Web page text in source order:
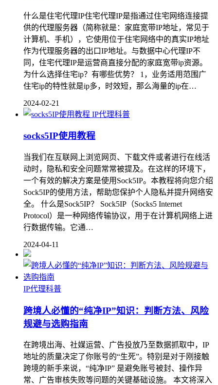
什么是住宅代理IP住宅代理IP是指通过住宅网络连接提
供的代理服务器（简称就是：家庭宽带IP地址，常见于
计算机、手机），它使用位于住宅网络中的真实IP地址
作为代理服务器的出口IP地址。与数据中心代理IP不
同，住宅代理IP是运营商直接分配的家庭宽带ip资源。
为什么选择住宅ip？有哪些优势？ 1，业务适用范围广
住宅ip的特性就是ip多，时效短，那么海量的ip在…
2024-02-21
IP代理科普
socks5IP使用教程
当我们在互联网上浏览网页、下载文件或者进行在线活
动时，隐私和安全问题常常被提及。在这样的环境下，
一个有效的解决方案是使用Sock5IP。本教程将向您介绍
Sock5IP的使用方法，帮助您保护个人隐私并提升网络安
全。 什么是Sock5IP？ Sock5IP（Socks5 Internet
Protocol）是一种网络传输协议，用于在计算机网络上进
行数据传输。它通…
2024-04-11
IP代理科普
跨境人必懂的“纯净IP”知识：判断方法、风险
规避与选购指南
在跨境出海、社媒运营、广告投放乃至数据抓取中，IP
地址的质量决定了你账号的“生死”。特别是对于刚接触
跨境的新手来说，“纯净IP” 是避免账号被封、操作异
常、广告审核失败等问题的关键基础设施。 本文将深入